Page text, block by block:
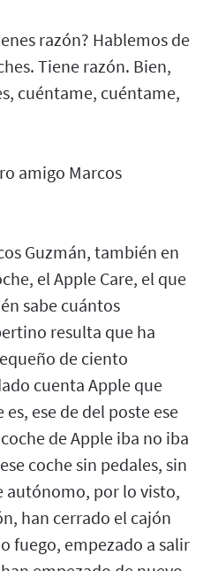
razón? Hablemos de
Tiene razón. Bien,
cuéntame, cuéntame,
amigo Marcos
Guzmán, también en
el Apple Care, el que
sabe cuántos
resulta que ha
de ciento
cuenta Apple que
ese de del poste ese
de Apple iba no iba
coche sin pedales, sin
por lo visto,
han cerrado el cajón
fuego, empezado a salir